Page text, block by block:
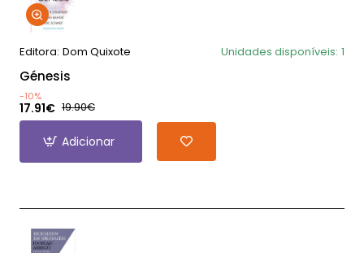
Editora: Dom Quixote Unidades disponíveis: 1
Génesis
-10%
17.91€ 19.90€
Adicionar